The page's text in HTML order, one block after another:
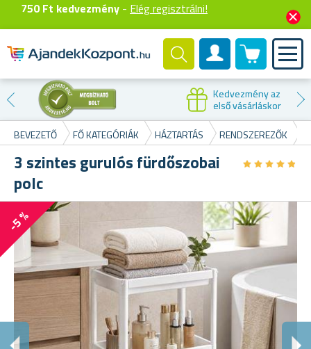
750 Ft kedvezmény - Elég regisztrálni!
Felhasználók fiók
0 termék
Kedvezmény az
első vásárláskor
BEVEZETŐ FŐ KATEGÓRIÁK HÁZTARTÁS RENDSZEREZŐK
3 szintes gurulós fürdőszobai
polc
★★★★★
★★★★★
-5 %